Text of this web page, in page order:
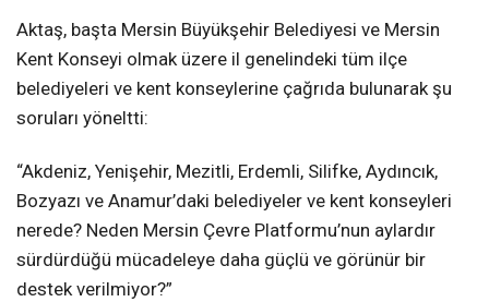
Aktaş, başta Mersin Büyükşehir Belediyesi ve Mersin
Kent Konseyi olmak üzere il genelindeki tüm ilçe
belediyeleri ve kent konseylerine çağrıda bulunarak şu
soruları yöneltti:
“Akdeniz, Yenişehir, Mezitli, Erdemli, Silifke, Aydıncık,
Bozyazı ve Anamur’daki belediyeler ve kent konseyleri
nerede? Neden Mersin Çevre Platformu’nun aylardır
sürdürdüğü mücadeleye daha güçlü ve görünür bir
destek verilmiyor?”